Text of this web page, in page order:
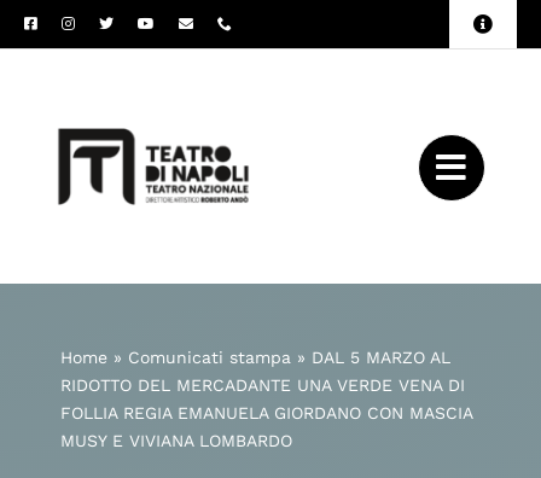
Salta
al
Toggle
Home» Comunicati stampa » DAL 5 MARZO AL
RIDOTTO DEL MERCADANTE UNA VERDE VENA DI
FOLLIA REGIA EMANUELA GIORDANO CON MASCIA
MUSY E VIVIANA LOMBARDO